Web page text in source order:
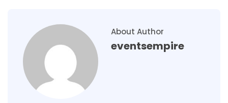
About Author
eventsempire